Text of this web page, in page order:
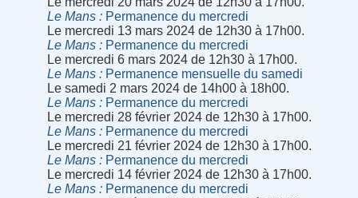
Le Mans
Permanence du mercredi
Le mercredi 13 mars 2024 de 12h30 à 17h00.
Le Mans
Permanence du mercredi
Le mercredi 6 mars 2024 de 12h30 à 17h00.
Le Mans
Permanence mensuelle du samedi
Le samedi 2 mars 2024 de 14h00 à 18h00.
Le Mans
Permanence du mercredi
Le mercredi 28 février 2024 de 12h30 à 17h00.
Le Mans
Permanence du mercredi
Le mercredi 21 février 2024 de 12h30 à 17h00.
Le Mans
Permanence du mercredi
Le mercredi 14 février 2024 de 12h30 à 17h00.
Le Mans
Permanence du mercredi